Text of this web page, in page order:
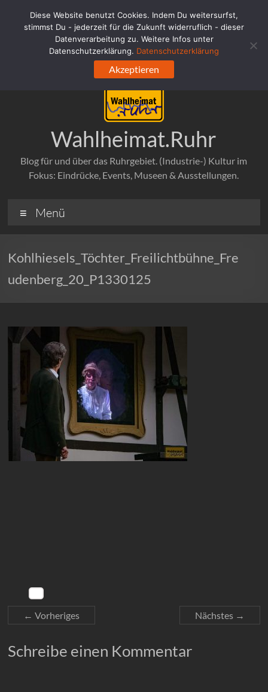
springen
Wahlheimat.Ruhr
Blog für und über das Ruhrgebiet. (Industrie-) Kultur im
Fokus: Eindrücke, Events, Museen & Ausstellungen.
Menü
Kohlhiesels_Töchter_Freilichtbühne_Fre
udenberg_20_P1330125
← Vorheriges Nächstes →
Schreibe einen Kommentar
Diese Website benutzt Cookies. Indem Du weitersurfst,
stimmst Du - jederzeit für die Zukunft widerruflich - dieser
Datenverarbeitung zu. Weitere Infos unter
Datenschutzerklärung. Datenschutzerklärung
Akzeptieren